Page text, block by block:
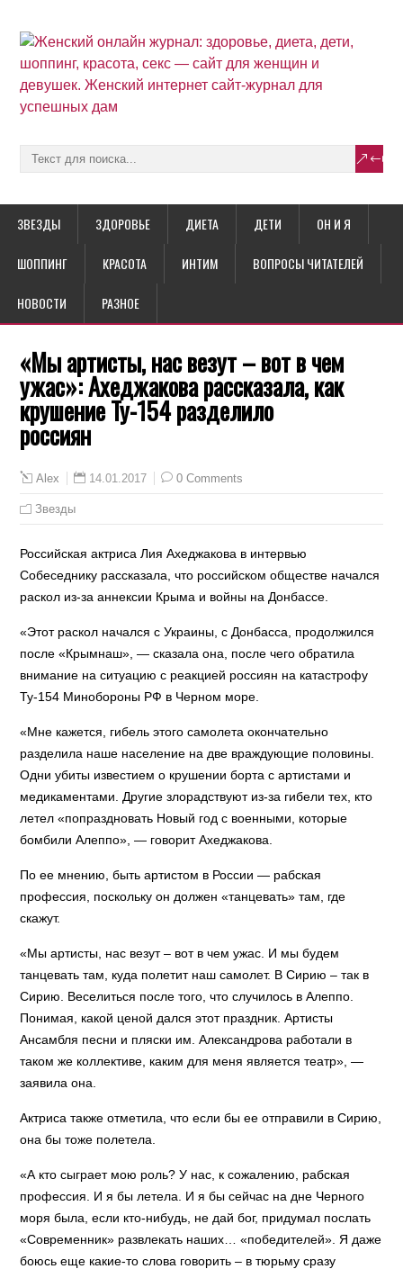
ЗВЕЗДЫ ЗДОРОВЬЕ ДИЕТА ДЕТИ ОН И Я
ШОППИНГ КРАСОТА ИНТИМ ВОПРОСЫ ЧИТАТЕЛЕЙ
НОВОСТИ РАЗНОЕ
«Мы артисты, нас везут – вот в чем
ужас»: Ахеджакова рассказала, как
крушение Ту-154 разделило
россиян
Alex 14.01.2017 0 Comments
Звезды
Российская актриса Лия Ахеджакова в интервью
Собеседнику рассказала, что российском обществе начался
раскол из-за аннексии Крыма и войны на Донбассе.
«Этот раскол начался с Украины, с Донбасса, продолжился
после «Крымнаш», — сказала она, после чего обратила
внимание на ситуацию с реакцией россиян на катастрофу
Ту-154 Минобороны РФ в Черном море.
«Мне кажется, гибель этого самолета окончательно
разделила наше население на две враждующие половины.
Одни убиты известием о крушении борта с артистами и
медикаментами. Другие злорадствуют из-за гибели тех, кто
летел «попраздновать Новый год с военными, которые
бомбили Алеппо», — говорит Ахеджакова.
По ее мнению, быть артистом в России — рабская
профессия, поскольку он должен «танцевать» там, где
скажут.
«Мы артисты, нас везут – вот в чем ужас. И мы будем
танцевать там, куда полетит наш самолет. В Сирию – так в
Сирию. Веселиться после того, что случилось в Алеппо.
Понимая, какой ценой дался этот праздник. Артисты
Ансамбля песни и пляски им. Александрова работали в
таком же коллективе, каким для меня является театр», —
заявила она.
Актриса также отметила, что если бы ее отправили в Сирию,
она бы тоже полетела.
«А кто сыграет мою роль? У нас, к сожалению, рабская
профессия. И я бы летела. И я бы сейчас на дне Черного
моря была, если кто-нибудь, не дай бог, придумал послать
«Современник» развлекать наших… «победителей». Я даже
боюсь еще какие-то слова говорить – в тюрьму сразу